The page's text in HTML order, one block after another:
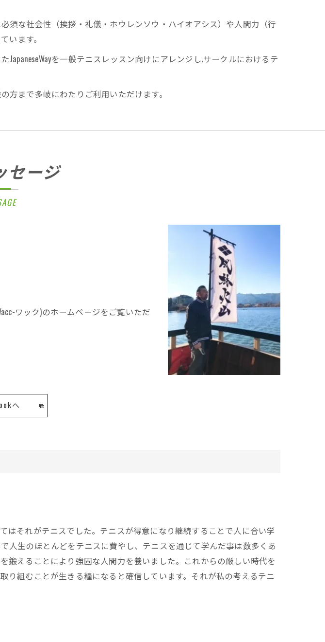
須な社会性（挨拶・礼儀・ホウレンソウ・ハイオアシス）や人間力（行
います。
を一般テニスレッスン向けにアレンジし,サークルにおけるテ
まで多岐にわたりご利用いただけます。
セージ
ワック)のホームページをご覧いただ
へ
それがテニスでした。テニスが得意になり継続することで人に合い学
人生のほとんどをテニスに費やし、テニスを通じて学んだ事は数多くあ
鍛えることにより強固な人間力を養いました。これからの厳しい時代を
組むことが生きる糧になると確信しています。それが私の考えるテニ